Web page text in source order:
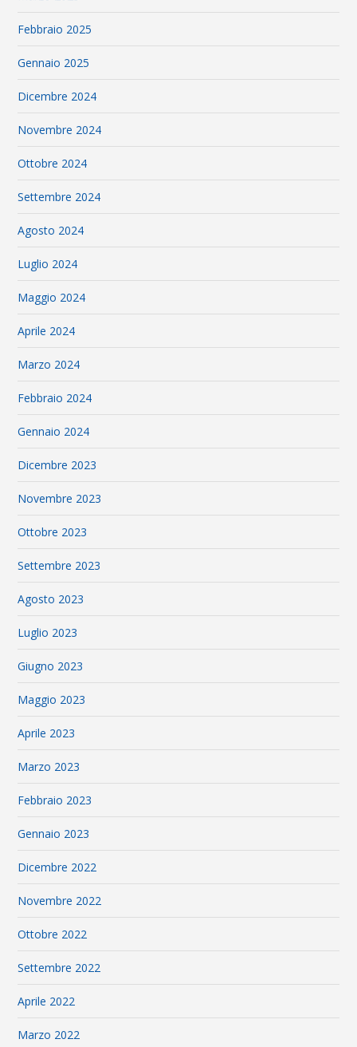
Febbraio 2025
Gennaio 2025
Dicembre 2024
Novembre 2024
Ottobre 2024
Settembre 2024
Agosto 2024
Luglio 2024
Maggio 2024
Aprile 2024
Marzo 2024
Febbraio 2024
Gennaio 2024
Dicembre 2023
Novembre 2023
Ottobre 2023
Settembre 2023
Agosto 2023
Luglio 2023
Giugno 2023
Maggio 2023
Aprile 2023
Marzo 2023
Febbraio 2023
Gennaio 2023
Dicembre 2022
Novembre 2022
Ottobre 2022
Settembre 2022
Aprile 2022
Marzo 2022